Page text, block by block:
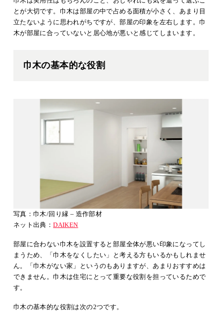
とが大切です。巾木は部屋の中で占める面積が小さく、あまり目
立たないように思われがちですが、部屋の印象を左右します。巾
木が部屋に合っていないと居心地が悪いと感じてしまいます。
巾木の基本的な役割
写真：巾木/回り縁 – 造作部材
ネット出典：DAIKEN
部屋に合わない巾木を設置すると部屋全体が悪い印象になってし
まうため、「巾木をなくしたい」と考える方もいるかもしれませ
ん。「巾木がない家」というのもありますが、あまりおすすめは
できません。巾木は住宅にとって重要な役割を担っているためで
す。
巾木の基本的な役割は次の2つです。